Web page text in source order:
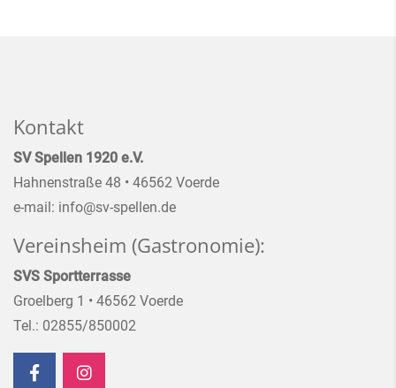
Kontakt
SV Spellen 1920 e.V.
Hahnenstraße 48 • 46562 Voerde
e-mail: info@sv-spellen.de
Vereinsheim (Gastronomie):
SVS Sportterrasse
Groelberg 1 • 46562 Voerde
Tel.: 02855/850002